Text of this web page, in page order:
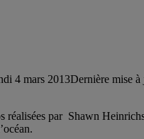
4 mars 2013Dernière mise
réalisées par Shawn